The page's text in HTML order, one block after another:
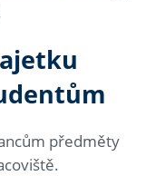
předměty